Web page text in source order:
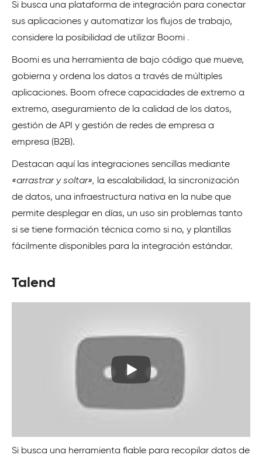
Si busca una plataforma de integración para conectar
sus aplicaciones y automatizar los flujos de trabajo,
considere la posibilidad de utilizar Boomi .
Boomi es una herramienta de bajo código que mueve,
gobierna y ordena los datos a través de múltiples
aplicaciones. Boom ofrece capacidades de extremo a
extremo, aseguramiento de la calidad de los datos,
gestión de API y gestión de redes de empresa a
empresa (B2B).
Destacan aquí las integraciones sencillas mediante
«arrastrar y soltar», la escalabilidad, la sincronización
de datos, una infraestructura nativa en la nube que
permite desplegar en días, un uso sin problemas tanto
si se tiene formación técnica como si no, y plantillas
fácilmente disponibles para la integración estándar.
Talend
Si busca una herramienta fiable para recopilar datos de